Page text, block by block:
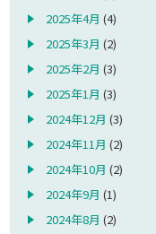
2025年4月 (4)
2025年3月 (2)
2025年2月 (3)
2025年1月 (3)
2024年12月 (3)
2024年11月 (2)
2024年10月 (2)
2024年9月 (1)
2024年8月 (2)